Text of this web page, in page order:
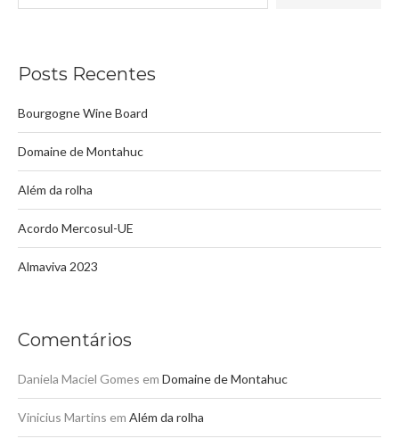
Posts Recentes
Bourgogne Wine Board
Domaine de Montahuc
Além da rolha
Acordo Mercosul-UE
Almaviva 2023
Comentários
Daniela Maciel Gomes em Domaine de Montahuc
Vinicius Martins em Além da rolha